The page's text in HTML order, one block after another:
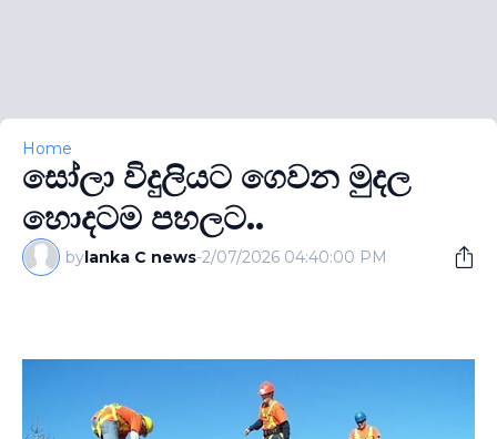
Home
සෝලා විදුලියට ගෙවන මුදල
හොදටම පහලට..
bylanka C news-2/07/2026 04:40:00 PM